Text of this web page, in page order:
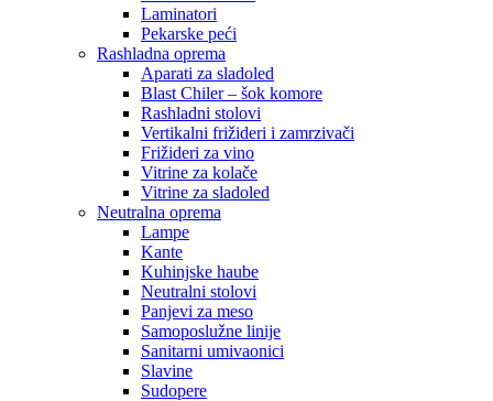
Laminatori
Pekarske peći
Rashladna oprema
Aparati za sladoled
Blast Chiler – šok komore
Rashladni stolovi
Vertikalni frižideri i zamrzivači
Frižideri za vino
Vitrine za kolače
Vitrine za sladoled
Neutralna oprema
Lampe
Kante
Kuhinjske haube
Neutralni stolovi
Panjevi za meso
Samoposlužne linije
Sanitarni umivaonici
Slavine
Sudopere